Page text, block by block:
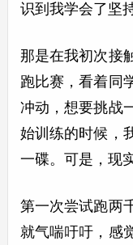
识到我学会了坚持
那是在我初次接
跑比赛，看着同
冲动，想要挑战
始训练的时候，
一碟。可是，现
第一次尝试跑两
就气喘吁吁，感